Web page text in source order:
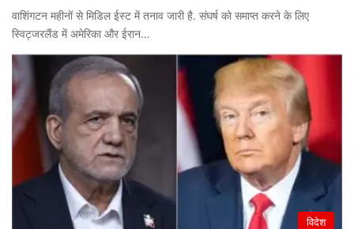
वाशिंगटन महीनों से मिडिल ईस्ट में तनाव जारी है. संघर्ष को समाप्त करने के लिए
स्विट्जरलैंड में अमेरिका और ईरान…
विदेश